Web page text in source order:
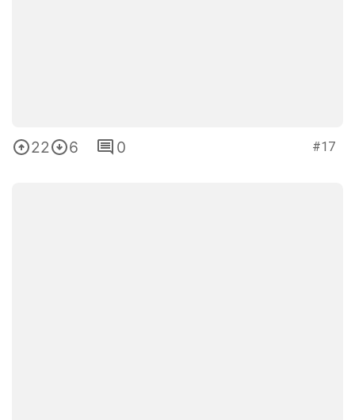
22 6 0 #17